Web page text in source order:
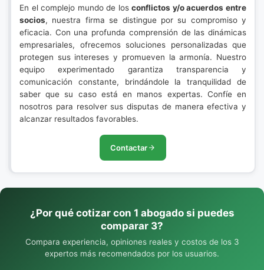
En el complejo mundo de losconflictos y/o acuerdos entre
socios, nuestra firma se distingue por su compromiso y
eficacia. Con una profunda comprensión de las dinámicas
empresariales, ofrecemos soluciones personalizadas que
protegen sus intereses y promueven la armonía. Nuestro
equipo experimentado garantiza transparencia y
comunicación constante, brindándole la tranquilidad de
saber que su caso está en manos expertas. Confíe en
nosotros para resolver sus disputas de manera efectiva y
alcanzar resultados favorables.
Contactar
¿Por qué cotizar con 1 abogado si puedes
comparar 3?
Compara experiencia, opiniones reales y costos de los 3
expertos más recomendados por los usuarios.